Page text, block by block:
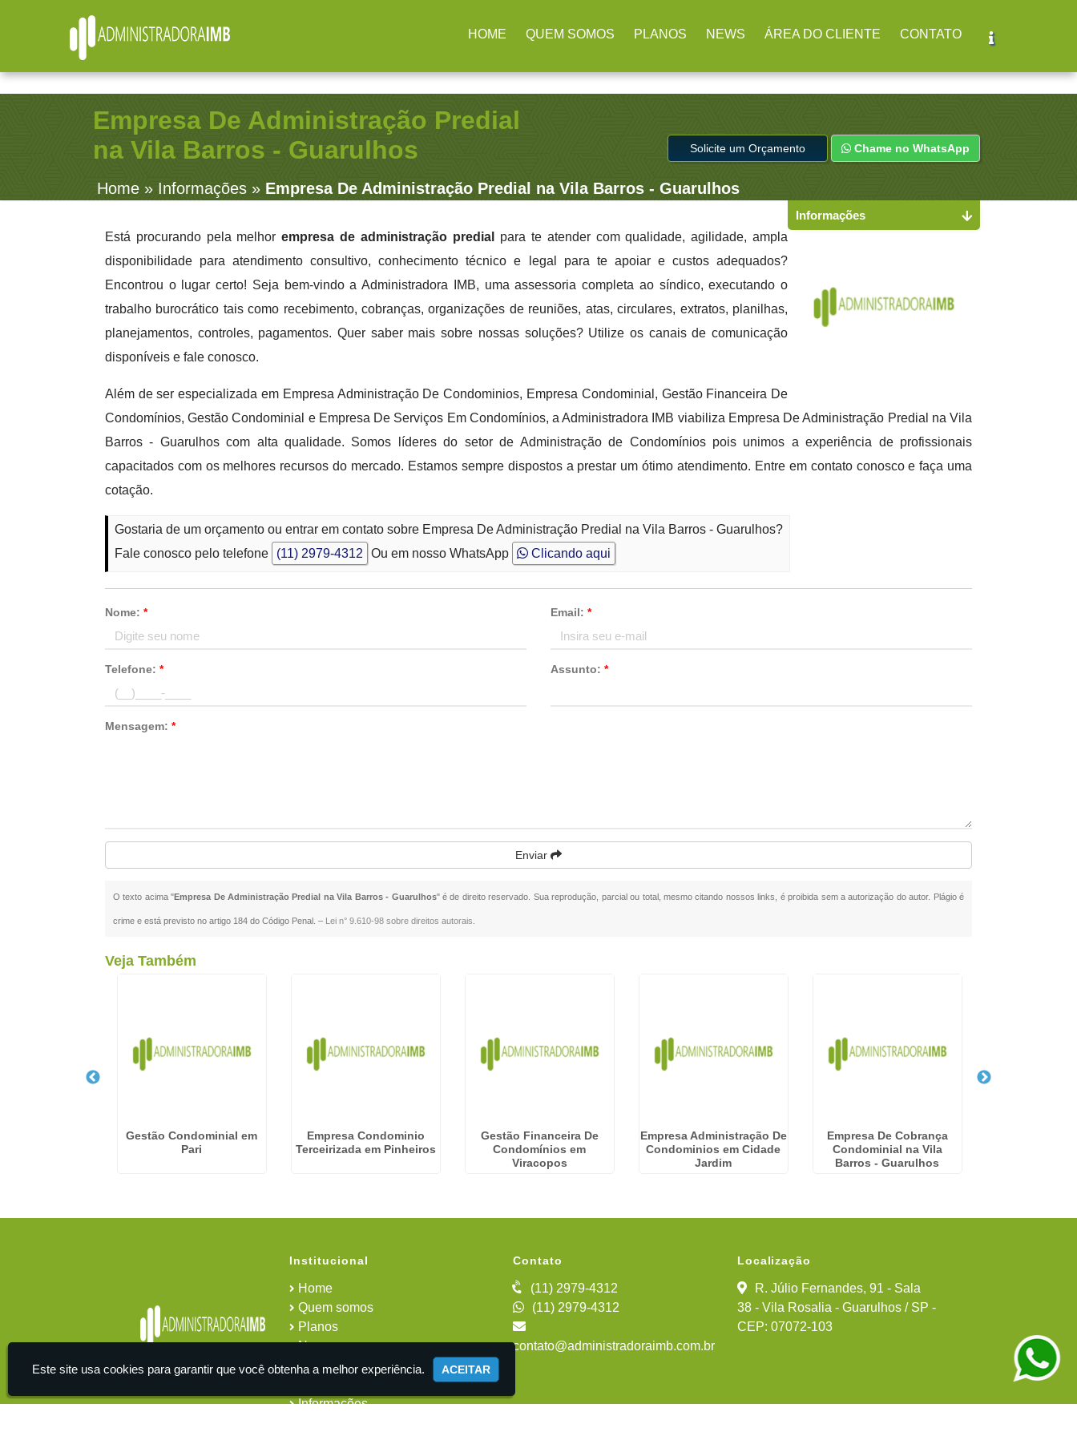
- Vila Rosalia - Guarulhos / SP
(11) 2979-4312
contato@administradoraimb.com.br
HOME QUEM SOMOS PLANOS NEWS ÁREA DO CLIENTE CONTATO
Empresa De Administração Predial
na Vila Barros - Guarulhos
Home» Informações » Empresa De Administração Predial na Vila Barros - Guarulhos
Solicite um Orçamento Chame no WhatsApp
Está procurando pela melhorempresa de administração predial
para te atender com qualidade, agilidade, ampla
disponibilidade para atendimento consultivo, conhecimento técnico e legal para te apoiar e custos adequados?
Encontrou o lugar certo! Seja bem-vindo a Administradora IMB, uma assessoria completa ao síndico, executando o
trabalho burocrático tais como recebimento, cobranças, organizações de reuniões, atas, circulares, extratos, planilhas,
planejamentos, controles, pagamentos. Quer saber mais sobre nossas soluções? Utilize os canais de comunicação
disponíveis e fale conosco.
Além de ser especializada em Empresa Administração De Condominios, Empresa Condominial, Gestão Financeira De
Condomínios, Gestão Condominial e Empresa De Serviços Em Condomínios, a Administradora IMB viabiliza Empresa De Administração Predial na Vila
Barros - Guarulhos com alta qualidade. Somos líderes do setor de Administração de Condomínios pois unimos a experiência de profissionais
capacitados com os melhores recursos do mercado. Estamos sempre dispostos a prestar um ótimo atendimento. Entre em contato conosco e faça uma
cotação.
Gostaria de um orçamento ou entrar em contato sobre Empresa De Administração Predial na Vila Barros - Guarulhos?
Fale conosco pelo telefone
(11) 2979-4312 Ou em nosso WhatsApp Clicando aqui
Nome: * Email: *
Telefone: * Assunto: *
Mensagem: *
Enviar
O texto acima "Empresa De Administração Predial na Vila Barros - Guarulhos" é de direito reservado. Sua reprodução, parcial ou total, mesmo citando nossos links, é proibida sem a autorização do autor. Plágio é
crime e está previsto no artigo 184 do Código Penal. – Lei n° 9.610-98 sobre direitos autorais
Informações
Veja Também
Gestão Condominial em
Pari
Empresa Condominio
Terceirizada em Pinheiros
Gestão Financeira De
Condomínios em
Viracopos
Empresa Administração De
Condominios em Cidade
Jardim
Empresa De Cobrança
Condominial na Vila
Barros - Guarulhos
Institucional
Home
Quem somos
Planos
News
Área do cliente
Informações
Contato
(11) 2979-4312
(11) 2979-4312
contato@administradoraimb.com.br
Localização
R. Júlio Fernandes, 91 - Sala
38 - Vila Rosalia - Guarulhos / SP -
CEP: 07072-103
Este site usa cookies para garantir que você obtenha a melhor experiência. ACEITAR